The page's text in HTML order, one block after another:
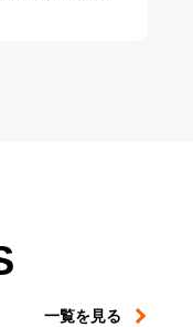
一覧を見る